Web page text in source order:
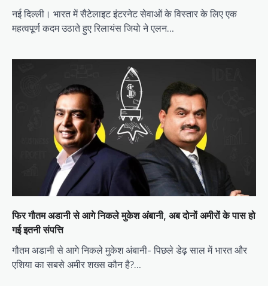
नई दिल्ली। भारत में सैटेलाइट इंटरनेट सेवाओं के विस्तार के लिए एक
महत्वपूर्ण कदम उठाते हुए रिलायंस जियो ने एलन…
फिर गौतम अडानी से आगे निकले मुकेश अंबानी, अब दोनों अमीरों के पास हो
गई इतनी संपत्ति
गौतम अडानी से आगे निकले मुकेश अंबानी- पिछले डेढ़ साल में भारत और
एशिया का सबसे अमीर शख्स कौन है?…